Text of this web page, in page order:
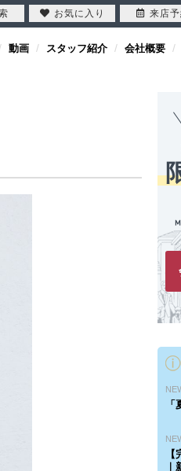
動画 スタッフ紹介 会社概要
お気に入り 来店